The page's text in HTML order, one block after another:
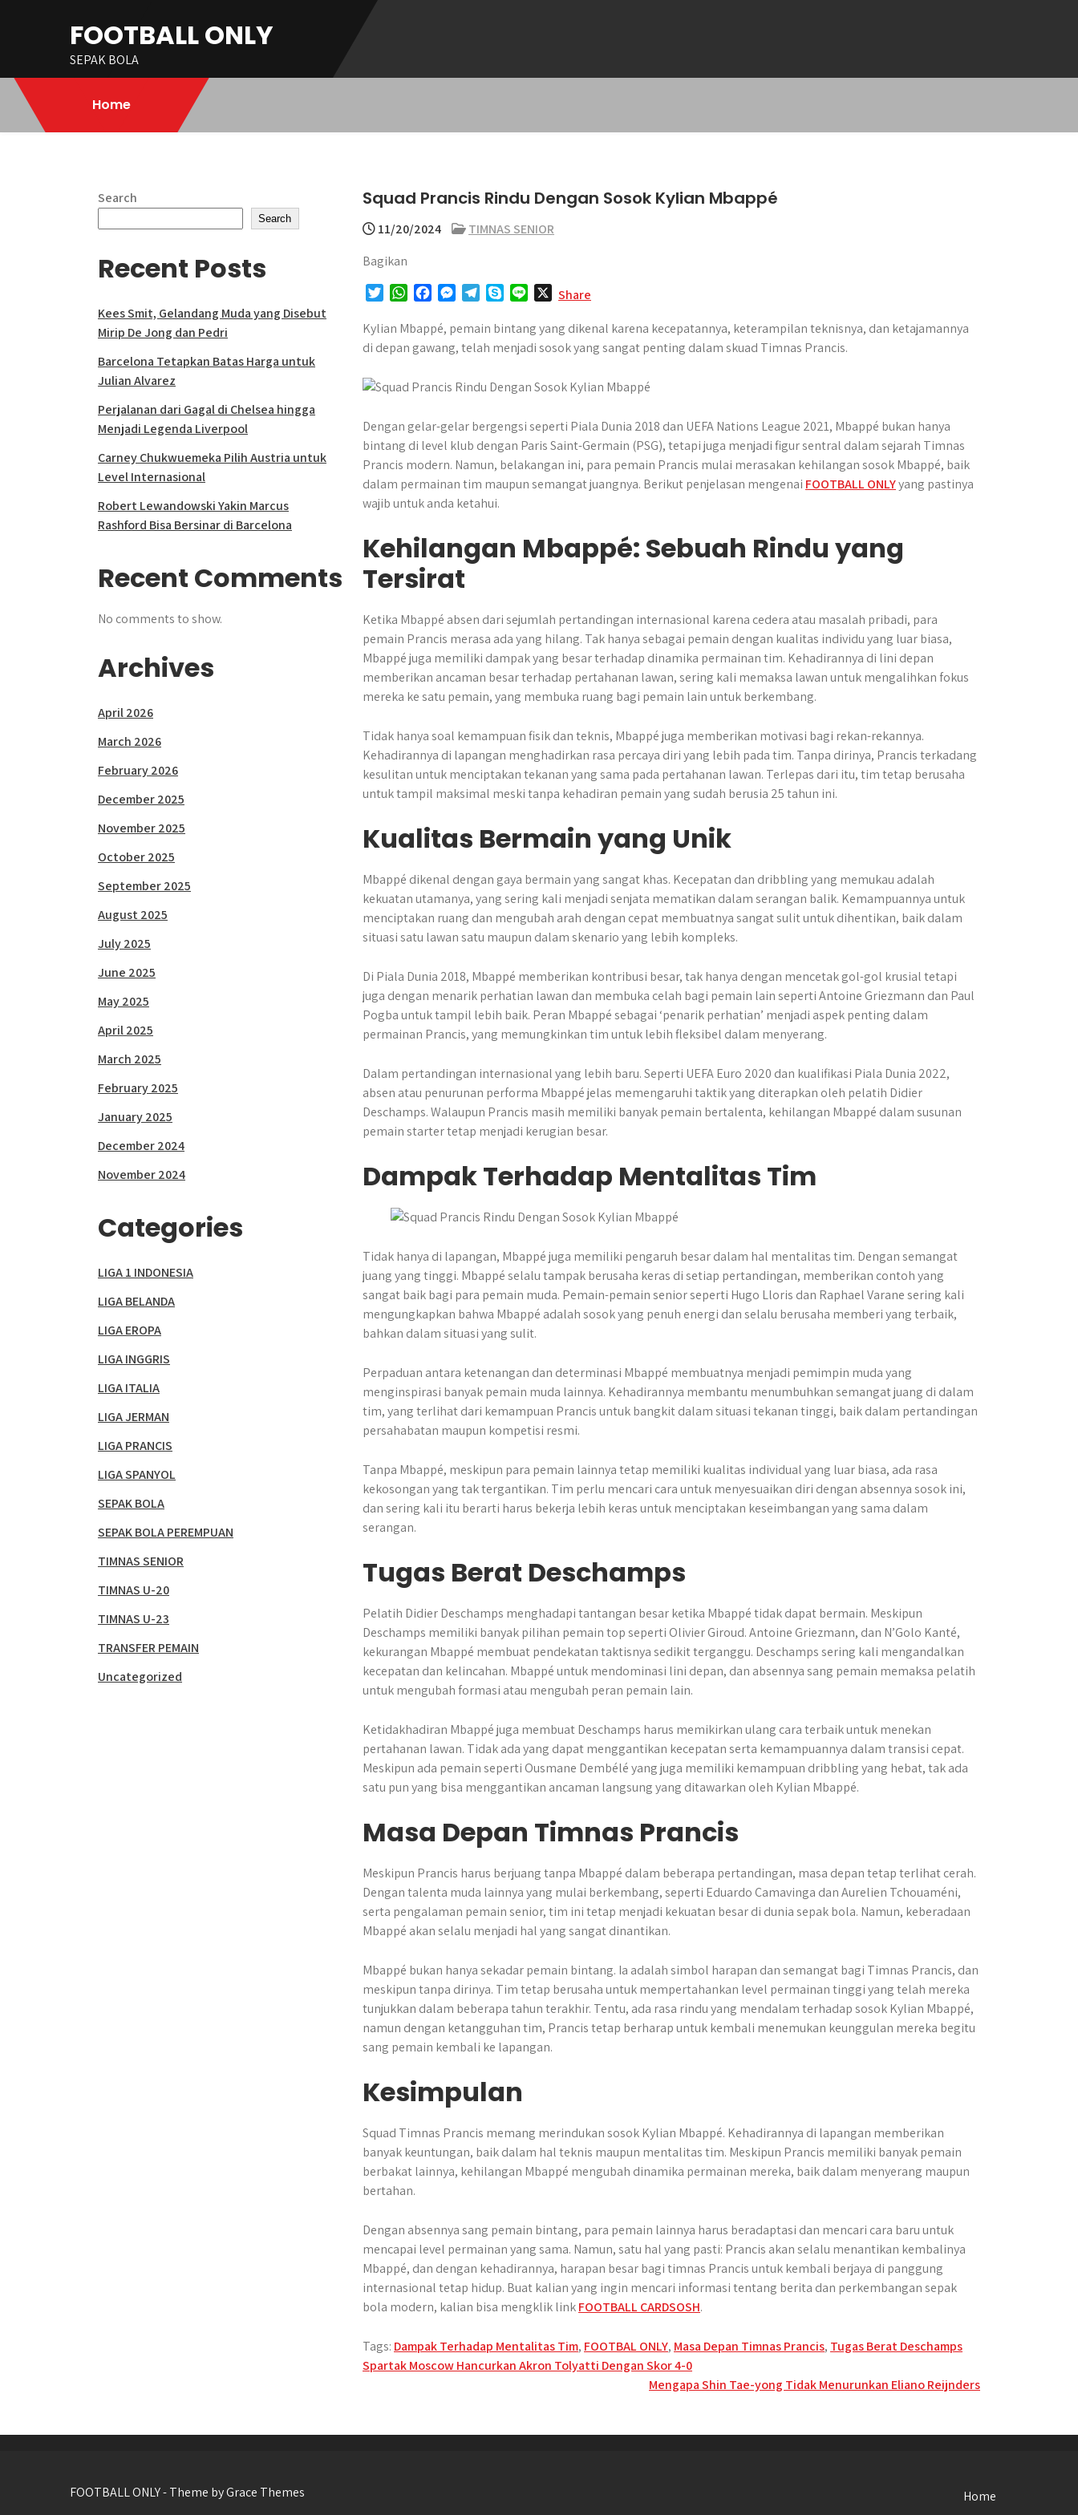
FOOTBALL ONLY
SEPAK BOLA
Home
Squad Prancis Rindu Dengan Sosok Kylian Mbappé
11/20/2024
TIMNAS SENIOR
Bagikan
i
t
r
W
a
t
A
c
e
s
n
r
l
e
y
p
n
e
Share
Kylian Mbappé, pemain bintang yang dikenal karena kecepatannya, keterampilan teknisnya, dan ketajamannya
di depan gawang, telah menjadi sosok yang sangat penting dalam skuad Timnas Prancis.
Dengan gelar-gelar bergengsi seperti Piala Dunia 2018 dan UEFA Nations League 2021, Mbappé bukan hanya
bintang di level klub dengan Paris Saint-Germain (PSG), tetapi juga menjadi figur sentral dalam sejarah Timnas
Prancis modern. Namun, belakangan ini, para pemain Prancis mulai merasakan kehilangan sosok Mbappé, baik
dalam permainan tim maupun semangat juangnya. Berikut penjelasan mengenai FOOTBALL ONLYyang pastinya
wajib untuk anda ketahui.
Kehilangan Mbappé: Sebuah Rindu yang
Tersirat
Ketika Mbappé absen dari sejumlah pertandingan internasional karena cedera atau masalah pribadi, para
pemain Prancis merasa ada yang hilang. Tak hanya sebagai pemain dengan kualitas individu yang luar biasa,
Mbappé juga memiliki dampak yang besar terhadap dinamika permainan tim. Kehadirannya di lini depan
memberikan ancaman besar terhadap pertahanan lawan, sering kali memaksa lawan untuk mengalihkan fokus
mereka ke satu pemain, yang membuka ruang bagi pemain lain untuk berkembang.
Tidak hanya soal kemampuan fisik dan teknis, Mbappé juga memberikan motivasi bagi rekan-rekannya.
Kehadirannya di lapangan menghadirkan rasa percaya diri yang lebih pada tim. Tanpa dirinya, Prancis terkadang
kesulitan untuk menciptakan tekanan yang sama pada pertahanan lawan. Terlepas dari itu, tim tetap berusaha
untuk tampil maksimal meski tanpa kehadiran pemain yang sudah berusia 25 tahun ini.
Kualitas Bermain yang Unik
Mbappé dikenal dengan gaya bermain yang sangat khas. Kecepatan dan dribbling yang memukau adalah
kekuatan utamanya, yang sering kali menjadi senjata mematikan dalam serangan balik. Kemampuannya untuk
menciptakan ruang dan mengubah arah dengan cepat membuatnya sangat sulit untuk dihentikan, baik dalam
situasi satu lawan satu maupun dalam skenario yang lebih kompleks.
Di Piala Dunia 2018, Mbappé memberikan kontribusi besar, tak hanya dengan mencetak gol-gol krusial tetapi
juga dengan menarik perhatian lawan dan membuka celah bagi pemain lain seperti Antoine Griezmann dan Paul
Pogba untuk tampil lebih baik. Peran Mbappé sebagai ‘penarik perhatian’ menjadi aspek penting dalam
permainan Prancis, yang memungkinkan tim untuk lebih fleksibel dalam menyerang.
Dalam pertandingan internasional yang lebih baru. Seperti UEFA Euro 2020 dan kualifikasi Piala Dunia 2022,
absen atau penurunan performa Mbappé jelas memengaruhi taktik yang diterapkan oleh pelatih Didier
Deschamps. Walaupun Prancis masih memiliki banyak pemain bertalenta, kehilangan Mbappé dalam susunan
pemain starter tetap menjadi kerugian besar.
Dampak Terhadap Mentalitas Tim
Tidak hanya di lapangan, Mbappé juga memiliki pengaruh besar dalam hal mentalitas tim. Dengan semangat
juang yang tinggi. Mbappé selalu tampak berusaha keras di setiap pertandingan, memberikan contoh yang
sangat baik bagi para pemain muda. Pemain-pemain senior seperti Hugo Lloris dan Raphael Varane sering kali
mengungkapkan bahwa Mbappé adalah sosok yang penuh energi dan selalu berusaha memberi yang terbaik,
bahkan dalam situasi yang sulit.
Perpaduan antara ketenangan dan determinasi Mbappé membuatnya menjadi pemimpin muda yang
menginspirasi banyak pemain muda lainnya. Kehadirannya membantu menumbuhkan semangat juang di dalam
tim, yang terlihat dari kemampuan Prancis untuk bangkit dalam situasi tekanan tinggi, baik dalam pertandingan
persahabatan maupun kompetisi resmi.
Tanpa Mbappé, meskipun para pemain lainnya tetap memiliki kualitas individual yang luar biasa, ada rasa
kekosongan yang tak tergantikan. Tim perlu mencari cara untuk menyesuaikan diri dengan absennya sosok ini,
dan sering kali itu berarti harus bekerja lebih keras untuk menciptakan keseimbangan yang sama dalam
serangan.
Tugas Berat Deschamps
Pelatih Didier Deschamps menghadapi tantangan besar ketika Mbappé tidak dapat bermain. Meskipun
Deschamps memiliki banyak pilihan pemain top seperti Olivier Giroud. Antoine Griezmann, dan N’Golo Kanté,
kekurangan Mbappé membuat pendekatan taktisnya sedikit terganggu. Deschamps sering kali mengandalkan
kecepatan dan kelincahan. Mbappé untuk mendominasi lini depan, dan absennya sang pemain memaksa pelatih
untuk mengubah formasi atau mengubah peran pemain lain.
Ketidakhadiran Mbappé juga membuat Deschamps harus memikirkan ulang cara terbaik untuk menekan
pertahanan lawan. Tidak ada yang dapat menggantikan kecepatan serta kemampuannya dalam transisi cepat.
Meskipun ada pemain seperti Ousmane Dembélé yang juga memiliki kemampuan dribbling yang hebat, tak ada
satu pun yang bisa menggantikan ancaman langsung yang ditawarkan oleh Kylian Mbappé.
Masa Depan Timnas Prancis
Meskipun Prancis harus berjuang tanpa Mbappé dalam beberapa pertandingan, masa depan tetap terlihat cerah.
Dengan talenta muda lainnya yang mulai berkembang, seperti Eduardo Camavinga dan Aurelien Tchouaméni,
serta pengalaman pemain senior, tim ini tetap menjadi kekuatan besar di dunia sepak bola. Namun, keberadaan
Mbappé akan selalu menjadi hal yang sangat dinantikan.
Mbappé bukan hanya sekadar pemain bintang. Ia adalah simbol harapan dan semangat bagi Timnas Prancis, dan
meskipun tanpa dirinya. Tim tetap berusaha untuk mempertahankan level permainan tinggi yang telah mereka
tunjukkan dalam beberapa tahun terakhir. Tentu, ada rasa rindu yang mendalam terhadap sosok Kylian Mbappé,
namun dengan ketangguhan tim, Prancis tetap berharap untuk kembali menemukan keunggulan mereka begitu
sang pemain kembali ke lapangan.
Kesimpulan
Squad Timnas Prancis memang merindukan sosok Kylian Mbappé. Kehadirannya di lapangan memberikan
banyak keuntungan, baik dalam hal teknis maupun mentalitas tim. Meskipun Prancis memiliki banyak pemain
berbakat lainnya, kehilangan Mbappé mengubah dinamika permainan mereka, baik dalam menyerang maupun
bertahan.
Dengan absennya sang pemain bintang, para pemain lainnya harus beradaptasi dan mencari cara baru untuk
mencapai level permainan yang sama. Namun, satu hal yang pasti: Prancis akan selalu menantikan kembalinya
Mbappé, dan dengan kehadirannya, harapan besar bagi timnas Prancis untuk kembali berjaya di panggung
internasional tetap hidup. Buat kalian yang ingin mencari informasi tentang berita dan perkembangan sepak
bola modern, kalian bisa mengklik linkFOOTBALL CARDSOSH.
Tags: Dampak Terhadap Mentalitas Tim, FOOTBAL ONLY, Masa Depan Timnas Prancis, Tugas Berat Deschamps
Post
Spartak Moscow Hancurkan Akron Tolyatti Dengan Skor 4-0
Mengapa Shin Tae-yong Tidak Menurunkan Eliano Reijnders
Search
Search
Recent Posts
Kees Smit, Gelandang Muda yang Disebut
Mirip De Jong dan Pedri
Barcelona Tetapkan Batas Harga untuk
Julian Alvarez
Perjalanan dari Gagal di Chelsea hingga
Menjadi Legenda Liverpool
Carney Chukwuemeka Pilih Austria untuk
Level Internasional
Robert Lewandowski Yakin Marcus
Rashford Bisa Bersinar di Barcelona
Recent Comments
No comments to show.
Archives
April 2026
March 2026
February 2026
December 2025
November 2025
October 2025
September 2025
August 2025
July 2025
June 2025
May 2025
April 2025
March 2025
February 2025
January 2025
December 2024
November 2024
Categories
LIGA 1 INDONESIA
LIGA BELANDA
LIGA EROPA
LIGA INGGRIS
LIGA ITALIA
LIGA JERMAN
LIGA PRANCIS
LIGA SPANYOL
SEPAK BOLA
SEPAK BOLA PEREMPUAN
TIMNAS SENIOR
TIMNAS U-20
TIMNAS U-23
TRANSFER PEMAIN
Uncategorized
FOOTBALL ONLY - Theme by Grace Themes Home